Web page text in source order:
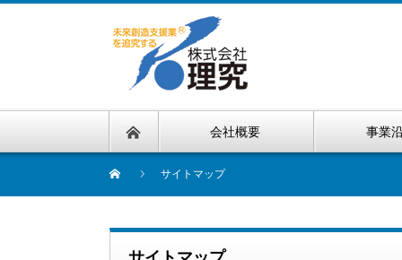
会社概要 事業
サイトマップ